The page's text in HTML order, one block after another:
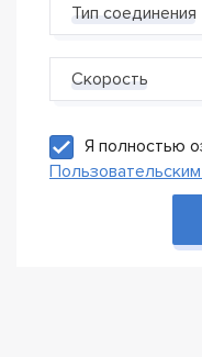
Тип соединения
Скорость
Я полностью